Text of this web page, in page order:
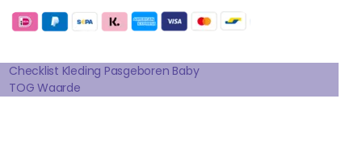
B
O
O
K
A
R
A
M
E
R
E
S
T
E
D
I
N
O
K
Checklist Kleding Pasgeboren Baby
TOG Waarde